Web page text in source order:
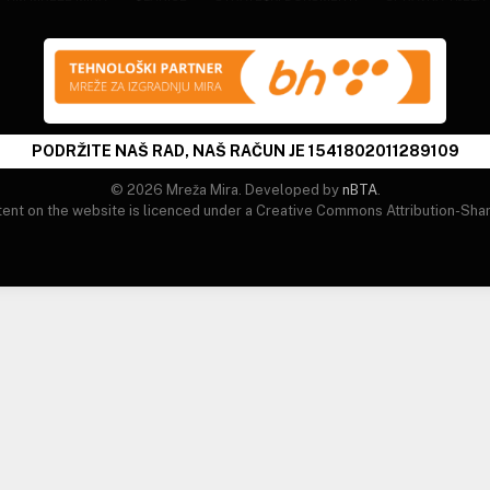
PODRŽITE NAŠ RAD, NAŠ RAČUN JE 1541802011289109
© 2026 Mreža Mira. Developed by nBTA.
on the website is licenced under a Creative Commons Attribution-